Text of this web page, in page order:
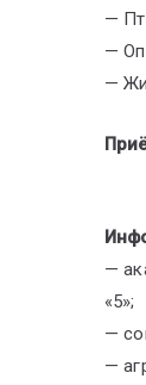
—
—
—
—
«5»;
—
—